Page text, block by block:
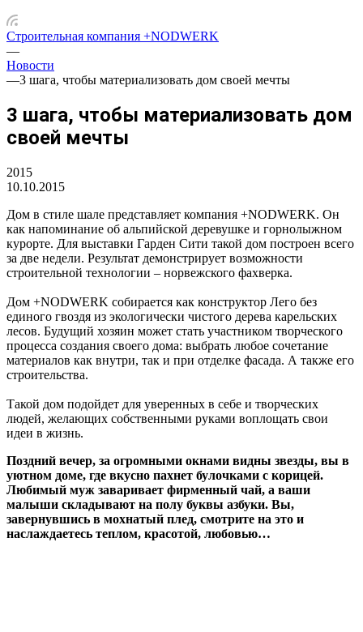
Строительная компания +NODWERK
—
Новости
—3 шага, чтобы материализовать дом своей мечты
3 шага, чтобы материализовать дом
своей мечты
2015
10.10.2015
Дом в стиле шале представляет компания +NODWERK. Он
как напоминание об альпийской деревушке и горнолыжном
курорте. Для выставки Гарден Сити такой дом построен всего
за две недели. Результат демонстрирует возможности
строительной технологии – норвежского фахверка.
Дом +NODWERK собирается как конструктор Лего без
единого гвоздя из экологически чистого дерева карельских
лесов. Будущий хозяин может стать участником творческого
процесса создания своего дома: выбрать любое сочетание
материалов как внутри, так и при отделке фасада. А также его
строительства.
Такой дом подойдет для уверенных в себе и творческих
людей, желающих собственными руками воплощать свои
идеи в жизнь.
Поздний вечер, за огромными окнами видны звезды, вы в
уютном доме, где вкусно пахнет булочками с корицей.
Любимый муж заваривает фирменный чай, а ваши
малыши складывают на полу буквы азбуки. Вы,
завернувшись в мохнатый плед, смотрите на это и
наслаждаетесь теплом, красотой, любовью…